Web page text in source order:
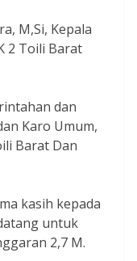
M,Si, Kepala
2 Toili Barat
dan
Karo Umum,
Barat Dan
kasih kepada
untuk
2,7 M.